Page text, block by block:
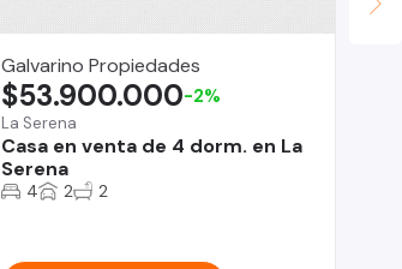
Galvarino Propiedades
La Serena
Casa en venta de 4 dorm. en La
Serena
$53.900.000-2%
4 2 2